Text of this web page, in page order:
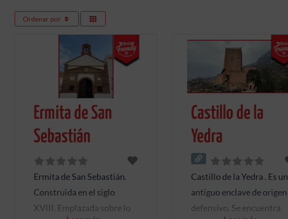
Ordenar por
Ermita de San
Sebastián
Ermita de San Sebastián.
Construida en el siglo
XVIII. Emplazada sobre lo
Castillo de la
Yedra
Castillo de la Yedra . Es un
antiguo enclave de origen
defensivo. Se encuentra